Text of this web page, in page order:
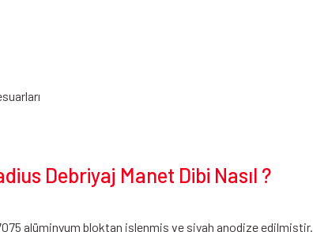
Debriyaj Manet Dibi Nasıl ?
alüminyum bloktan işlenmiş ve siyah anodize edilmiştir.